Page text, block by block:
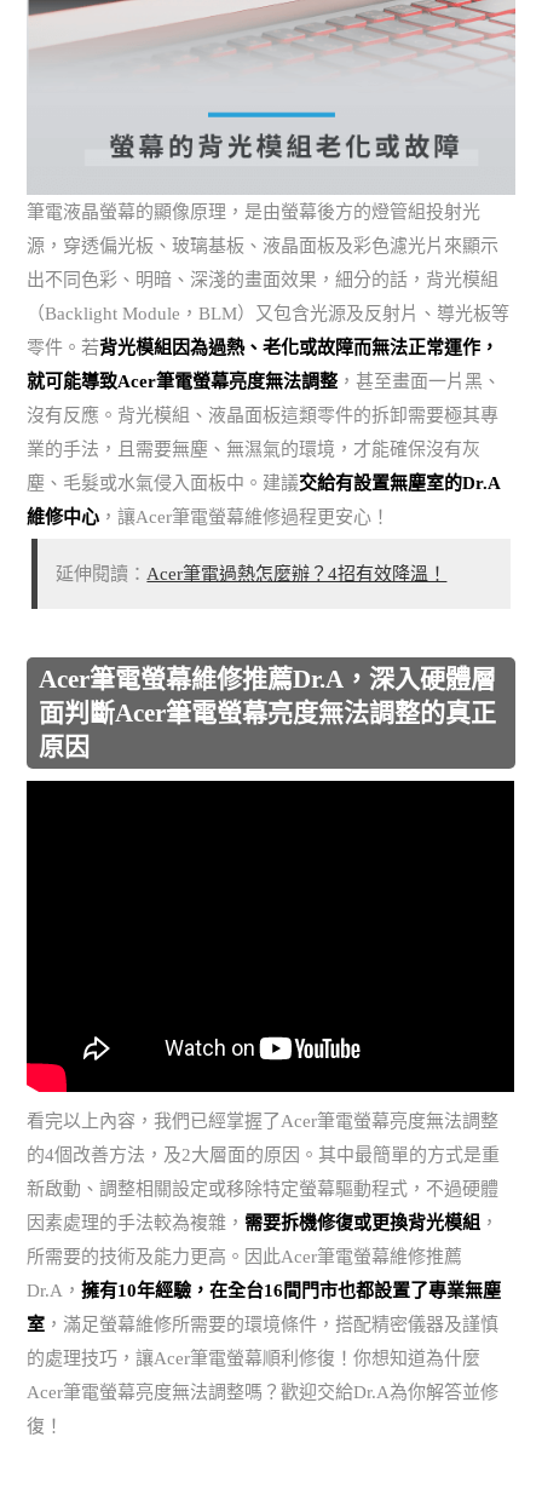
筆電液晶螢幕的顯像原理，是由螢幕後方的燈管組投射光
源，穿透偏光板、玻璃基板、液晶面板及彩色濾光片來顯示
出不同色彩、明暗、深淺的畫面效果，細分的話，背光模組
（Backlight Module，BLM）又包含光源及反射片、導光板等
零件。若背光模組因為過熱、老化或故障而無法正常運作，
就可能導致Acer筆電螢幕亮度無法調整 ，甚至畫面一片黑、
沒有反應。背光模組、液晶面板這類零件的拆卸需要極其專
業的手法，且需要無塵、無濕氣的環境，才能確保沒有灰
塵、毛髮或水氣侵入面板中。建議交給有設置無塵室的Dr.A
維修中心 ，讓Acer筆電螢幕維修過程更安心！
延伸閱讀： Acer筆電過熱怎麼辦？4招有效降溫！
Acer筆電螢幕維修推薦Dr.A，深入硬體層
面判斷Acer筆電螢幕亮度無法調整的真正
原因
看完以上內容，我們已經掌握了Acer筆電螢幕亮度無法調整
的4個改善方法，及2大層面的原因。其中最簡單的方式是重
新啟動、調整相關設定或移除特定螢幕驅動程式，不過硬體
因素處理的手法較為複雜， 需要拆機修復或更換背光模組 ，
所需要的技術及能力更高。因此Acer筆電螢幕維修推薦
Dr.A，擁有10年經驗，在全台16間門市也都設置了專業無塵
室 ，滿足螢幕維修所需要的環境條件，搭配精密儀器及謹慎
的處理技巧，讓Acer筆電螢幕順利修復！你想知道為什麼
Acer筆電螢幕亮度無法調整嗎？歡迎交給Dr.A為你解答並修
復！